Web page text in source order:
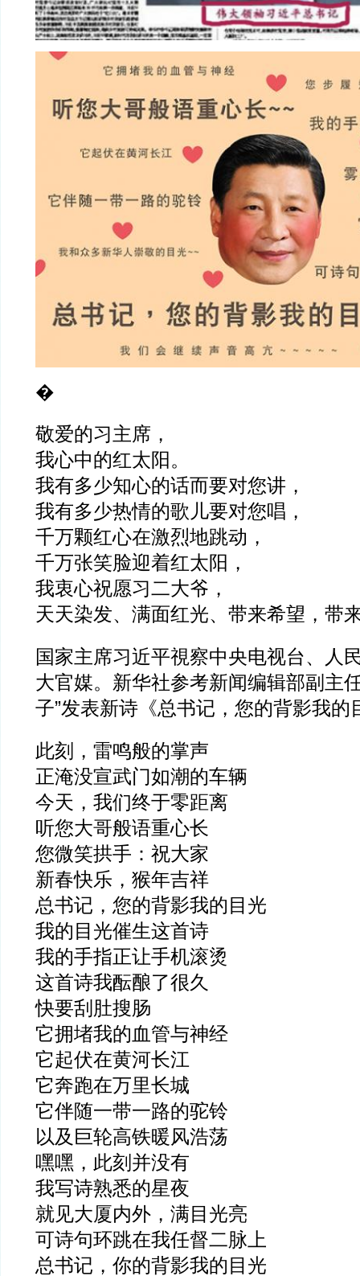
�
敬爱的习主席，
我心中的红太阳。
我有多少知心的话而要对您讲，
我有多少热情的歌儿要对您唱，
千万颗红心在激烈地跳动，
千万张笑脸迎着红太阳，
我衷心祝愿习二大爷，
天天染发、满面红光、带来希望，带
国家主席习近平視察中央电视台、人
大官媒。新华社参考新闻编辑部副主
子”发表新诗《总书记，您的背影我的
此刻，雷鸣般的掌声
正淹没宣武门如潮的车辆
今天，我们终于零距离
听您大哥般语重心长
您微笑拱手：祝大家
新春快乐，猴年吉祥
总书记，您的背影我的目光
我的目光催生这首诗
我的手指正让手机滚烫
这首诗我酝酿了很久
快要刮肚搜肠
它拥堵我的血管与神经
它起伏在黄河长江
它奔跑在万里长城
它伴随一带一路的驼铃
以及巨轮高铁暖风浩荡
嘿嘿，此刻并没有
我写诗熟悉的星夜
就见大厦内外，满目光亮
可诗句环跳在我任督二脉上
总书记，你的背影我的目光